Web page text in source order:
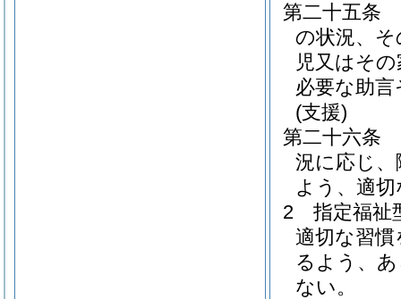
第二十五条
の状況、
児又はそ
必要な助
(支援)
第二十六条
況に応じ
よう、適
2
指定福祉
適切な習
るよう、
ない。